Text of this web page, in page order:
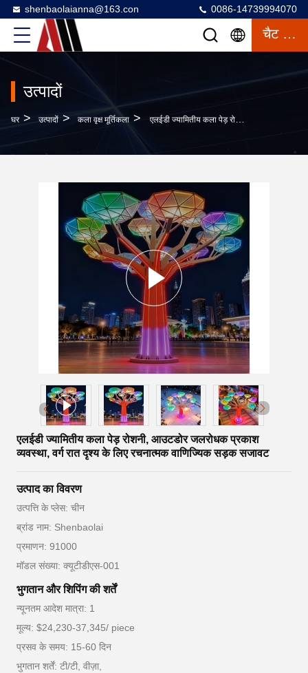
shenbaolaianna@163.con 0086-14739994070
चैट करना
उत्पादों
घर > उत्पादों > कला वृक्ष मूर्तिकला > एलईडी ज्यामितीय कला पेड़ रोशनी, आउटडोर जलरोधक प्रकाश व्यवस्था, वर्ग रात दृश्य के लिए रचनात्मक वाणिज्यिक सड़क सजावट
एलईडी ज्यामितीय कला पेड़ रोशनी, आउटडोर जलरोधक प्रकाश
व्यवस्था, वर्ग रात दृश्य के लिए रचनात्मक वाणिज्यिक सड़क सजावट
उत्पाद का विवरण
उत्पत्ति के प्लेस: चीन
ब्रांड नाम: Shenbaolai
प्रमाणन: 91000
मॉडल संख्या: क्यूटीडीएस-001
भुगतान और शिपिंग की शर्तें
न्यूनतम आदेश मात्रा: 1
मूल्य: $24,230-37,345/ piece
प्रसव के समय: 15-60 दिन
भुगतान शर्तें: टी/टी, वीज़ा,